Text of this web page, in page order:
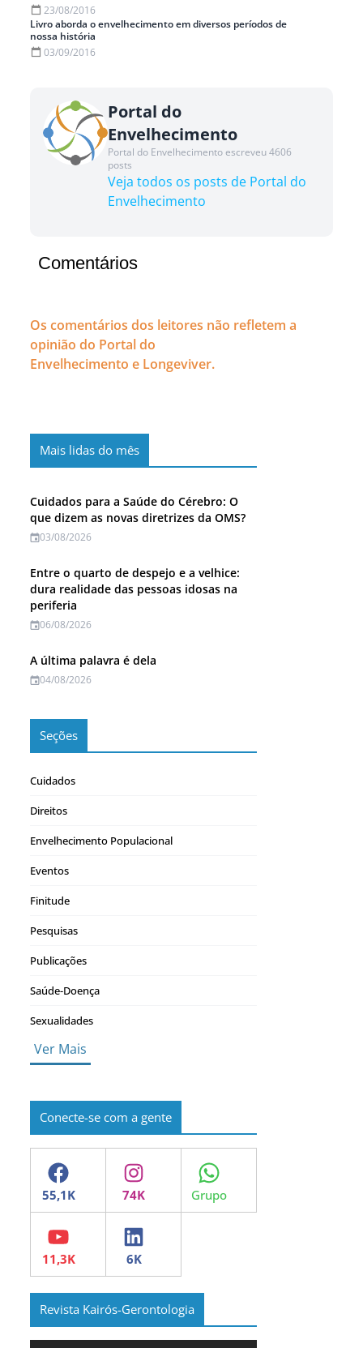
23/08/2016
Livro aborda o envelhecimento em diversos períodos de
nossa história
03/09/2016
Portal do
Envelhecimento
Portal do Envelhecimento escreveu 4606
posts
Veja todos os posts de Portal do
Envelhecimento
Comentários
Os comentários dos leitores não refletem a
opinião do Portal do
Envelhecimento e Longeviver.
Mais lidas do mês
Cuidados para a Saúde do Cérebro: O
que dizem as novas diretrizes da OMS?
03/08/2026
Entre o quarto de despejo e a velhice:
dura realidade das pessoas idosas na
periferia
06/08/2026
A última palavra é dela
04/08/2026
Seções
Cuidados
Direitos
Envelhecimento Populacional
Eventos
Finitude
Pesquisas
Publicações
Saúde-Doença
Sexualidades
Ver Mais
Conecte-se com a gente
Facebook Instagram WhatsApp
YouTube LinkedIn
Revista Kairós-Gerontologia